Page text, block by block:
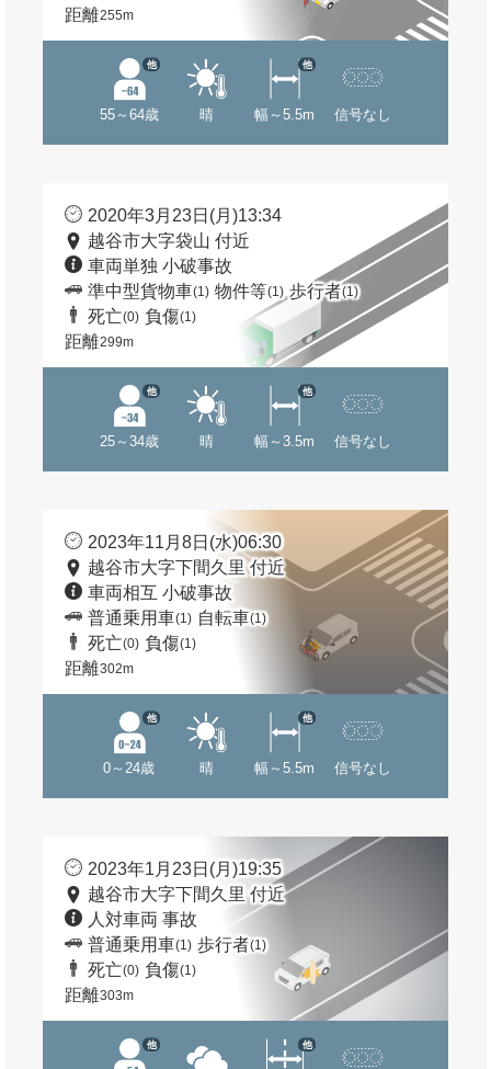
距離255m
55～64歳
他
晴 幅～5.5m
他
信号なし
2020年3月23日(月)13:34
越谷市大字袋山 付近
車両単独 小破事故
準中型貨物車(1) 物件等(1) 歩行者(1)
死亡(0) 負傷(1)
距離299m
25～34歳
他
晴 幅～3.5m
他
信号なし
2023年11月8日(水)06:30
越谷市大字下間久里 付近
車両相互 小破事故
普通乗用車(1) 自転車(1)
死亡(0) 負傷(1)
距離302m
0～24歳
他
晴 幅～5.5m
他
信号なし
2023年1月23日(月)19:35
越谷市大字下間久里 付近
人対車両 事故
普通乗用車(1) 歩行者(1)
死亡(0) 負傷(1)
距離303m
他 他